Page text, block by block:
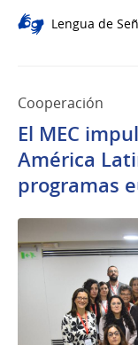
Lengua de
Cooperación
El MEC
América
programas